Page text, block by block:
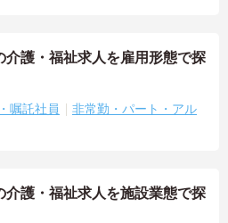
介護・福祉求人を雇用形態で探
嘱託社員
非常勤・パート・アル
介護・福祉求人を施設業態で探